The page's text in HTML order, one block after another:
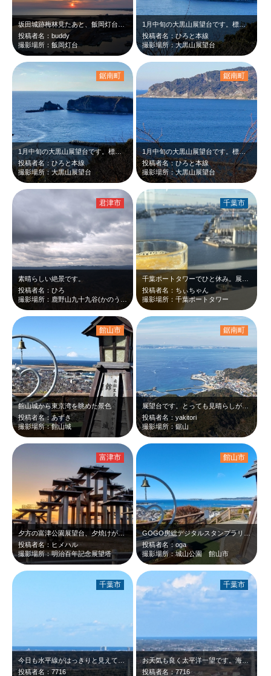
投稿者名：buddy
撮影場所：飯岡灯台
1月中旬の大黒山展望台です。標高は80m程度であまり高くありませんが、見晴らし…
投稿者名：ひろと本線
撮影場所：大黒山展望台
1月中旬の大黒山展望台です。標高は80m程度であまり高くありませんが、見晴らし…
投稿者名：ひろと本線
撮影場所：大黒山展望台
鋸南町
1月中旬の大黒山展望台です。標高80m程度であまり高くありませんが、見晴らしが…
投稿者名：ひろと本線
撮影場所：大黒山展望台
鋸南町
素晴らしい絶景です。
投稿者名：ひろ
君津市
投稿者名：ちぃちゃん
撮影場所：千葉ポートタワー
千葉市
館山城から東京湾を眺めた景色
投稿者名：あずき
撮影場所：館山城
館山市
展望台です。とっても見晴らしが良く、眺望最高です。＞頂上より...mt.nok…
投稿者名：yakitori
撮影場所：鋸山
鋸南町
夕方の富津公園展望台、夕焼けが素晴らしい
投稿者名：ヒメハル
撮影場所：明治百年記念展望塔
富津市
GOGO房総デジタルスタンプラリーで散歩がてらに寄ってみました。何やら恋人の聖…
投稿者名：oga
撮影場所：城山公園 館山市
館山市
投稿者名：7716
千葉市
お天気も良く太平洋一望です。海の向こうから羽田空港に向かう飛行機がどんどん飛ん…
投稿者名：7716
千葉市